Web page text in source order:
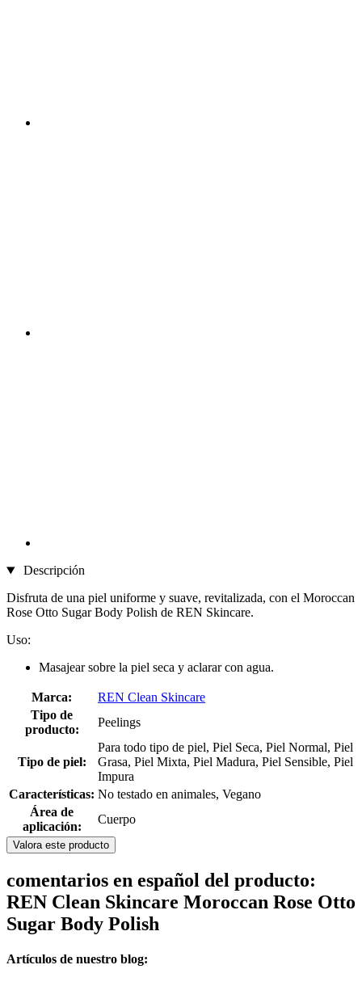
Descripción
Disfruta de una piel uniforme y suave, revitalizada, con el Moroccan
Rose Otto Sugar Body Polish de REN Skincare.
Uso:
Masajear sobre la piel seca y aclarar con agua.
Marca:
REN Clean Skincare
Tipo de
producto:
Peelings
Tipo de piel:
Para todo tipo de piel, Piel Seca, Piel Normal, Piel
Grasa, Piel Mixta, Piel Madura, Piel Sensible, Piel
Impura
Características: No testado en animales, Vegano
Área de
aplicación:
Cuerpo
Valora este producto
comentarios en español del producto:
REN Clean Skincare Moroccan Rose Otto
Sugar Body Polish
Artículos de nuestro blog: